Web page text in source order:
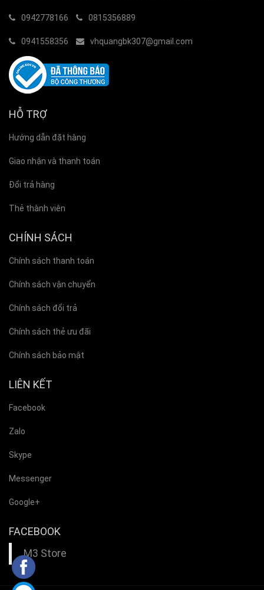
0942778166 0815356889
0941558356 vhquangbk307@gmail.com
HỖ TRỢ
Hướng dẫn đặt hàng
Giao nhận và thanh toán
Đổi trả hàng
Thẻ thành viên
CHÍNH SÁCH
Chính sách thanh toán
Chính sách vận chuyển
Chính sách đổi trả
Chính sách thẻ ưu đãi
Chính sách bảo mật
LIÊN KẾT
Facebook
Zalo
Skype
Messenger
Google+
FACEBOOK
M3 Store